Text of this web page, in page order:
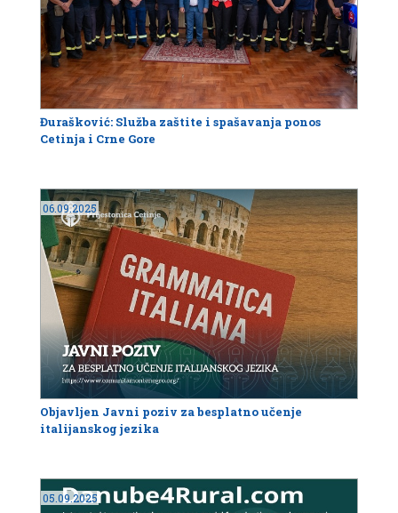
Đurašković: Služba zaštite i spašavanja ponos
Cetinja i Crne Gore
06.09.2025
Objavljen Javni poziv za besplatno učenje
italijanskog jezika
05.09.2025